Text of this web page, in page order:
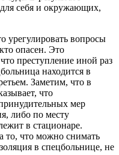
себя и окружающих,
урегулировать вопросы
опасен. Это
преступление иной раз
находится в
Заметим, что в
что
мер
либо по месту
в стационаре.
то, что можно снимать
в спецбольнице, не